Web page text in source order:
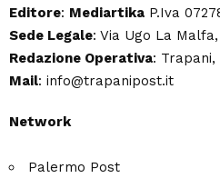
Editore: Mediartika P.Iva
Sede Legale: Via Ugo La
Redazione Operativa: Trapani,
Mail: info@trapanipost.it
Network
Palermo Post